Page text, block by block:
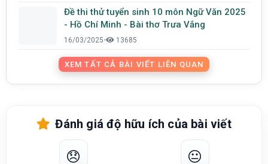
Đề thi thử tuyển sinh 10 môn Ngữ Văn 2025
- Hồ Chí Minh - Bài thơ Trưa Vắng
16/03/2025• 13685
XEM TẤT CẢ BÀI VIẾT LIÊN QUAN
Đánh giá độ hữu ích của bài viết
😞 😐